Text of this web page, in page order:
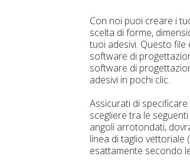
Con noi puoi creare i
scelta di forme,
tuoi adesivi. Questo
software di
software di
adesivi in pochi clic.
Assicurati di
scegliere tra le
angoli arrotondati,
linea di taglio vettoriale (
esattamente secondo